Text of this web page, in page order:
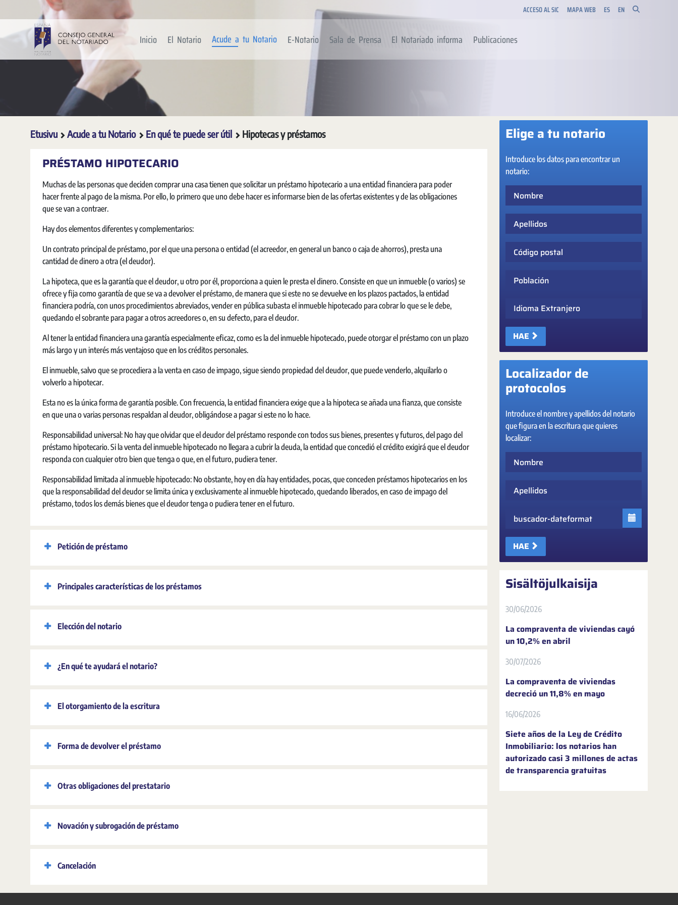
Siirry pääsisältöön ACCESO AL SIC MAPA WEB ES EN
Inicio El Notario Acude a tu Notario E-Notario Sala de Prensa El Notariado informa Publicaciones
Etusivu Acude a tu Notario En qué te puede ser útil Hipotecas y préstamos
PRÉSTAMO HIPOTECARIO
Muchas de las personas que deciden comprar una casa tienen que solicitar un préstamo hipotecario a una entidad financiera para poder
hacer frente al pago de la misma. Por ello, lo primero que uno debe hacer es informarse bien de las ofertas existentes y de las obligaciones
que se van a contraer.
Hay dos elementos diferentes y complementarios:
Un contrato principal de préstamo, por el que una persona o entidad (el acreedor, en general un banco o caja de ahorros), presta una
cantidad de dinero a otra (el deudor).
La hipoteca, que es la garantía que el deudor, u otro por él, proporciona a quien le presta el dinero. Consiste en que un inmueble (o varios) se
ofrece y fija como garantía de que se va a devolver el préstamo, de manera que si este no se devuelve en los plazos pactados, la entidad
financiera podría, con unos procedimientos abreviados, vender en pública subasta el inmueble hipotecado para cobrar lo que se le debe,
quedando el sobrante para pagar a otros acreedores o, en su defecto, para el deudor.
Al tener la entidad financiera una garantía especialmente eficaz, como es la del inmueble hipotecado, puede otorgar el préstamo con un plazo
más largo y un interés más ventajoso que en los créditos personales.
El inmueble, salvo que se procediera a la venta en caso de impago, sigue siendo propiedad del deudor, que puede venderlo, alquilarlo o
volverlo a hipotecar.
Esta no es la única forma de garantía posible. Con frecuencia, la entidad financiera exige que a la hipoteca se añada una fianza, que consiste
en que una o varias personas respaldan al deudor, obligándose a pagar si este no lo hace.
Responsabilidad universal: No hay que olvidar que el deudor del préstamo responde con todos sus bienes, presentes y futuros, del pago del
préstamo hipotecario. Si la venta del inmueble hipotecado no llegara a cubrir la deuda, la entidad que concedió el crédito exigirá que el deudor
responda con cualquier otro bien que tenga o que, en el futuro, pudiera tener.
Responsabilidad limitada al inmueble hipotecado: No obstante, hoy en día hay entidades, pocas, que conceden préstamos hipotecarios en los
que la responsabilidad del deudor se limita única y exclusivamente al inmueble hipotecado, quedando liberados, en caso de impago del
préstamo, todos los demás bienes que el deudor tenga o pudiera tener en el futuro.
Petición de préstamo
Principales características de los préstamos
Elección del notario
¿En qué te ayudará el notario?
El otorgamiento de la escritura
Forma de devolver el préstamo
Otras obligaciones del prestatario
Novación y subrogación de préstamo
Cancelación
Elige a tu notario
Introduce los datos para encontrar un
notario:
Idioma Extranjero
HAE
Localizador de
protocolos
Introduce el nombre y apellidos del notario
que figura en la escritura que quieres
localizar:
HAE
Sisältöjulkaisija
30/06/2026
La compraventa de viviendas cayó
un 10,2% en abril
30/07/2026
La compraventa de viviendas
decreció un 11,8% en mayo
16/06/2026
Siete años de la Ley de Crédito
Inmobiliario: los notarios han
autorizado casi 3 millones de actas
de transparencia gratuitas